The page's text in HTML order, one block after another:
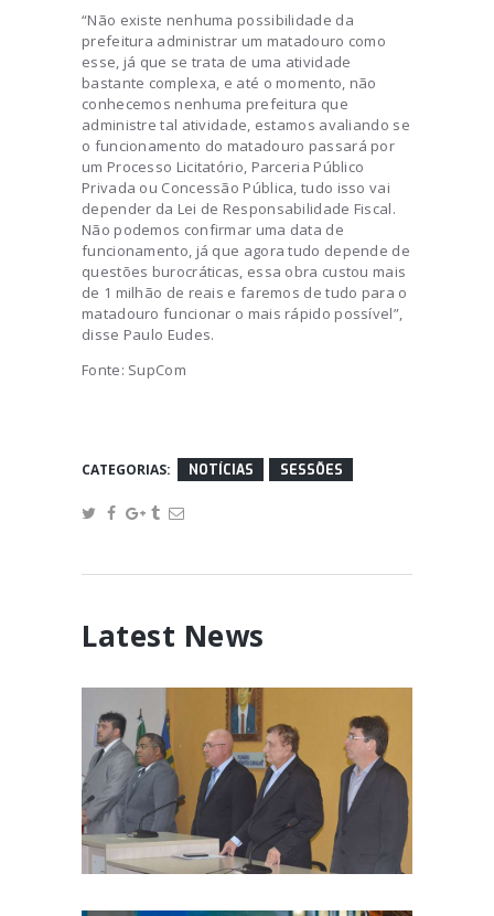
“Não existe nenhuma possibilidade da
prefeitura administrar um matadouro como
esse, já que se trata de uma atividade
bastante complexa, e até o momento, não
conhecemos nenhuma prefeitura que
administre tal atividade, estamos avaliando se
o funcionamento do matadouro passará por
um Processo Licitatório, Parceria Público
Privada ou Concessão Pública, tudo isso vai
depender da Lei de Responsabilidade Fiscal.
Não podemos confirmar uma data de
funcionamento, já que agora tudo depende de
questões burocráticas, essa obra custou mais
de 1 milhão de reais e faremos de tudo para o
matadouro funcionar o mais rápido possível”,
disse Paulo Eudes.
Fonte: SupCom
CATEGORIAS: NOTÍCIAS SESSÕES
Latest News
Mesa Diretora da Câmara é
empossada, Geraldinho
permanece como Presidente
January 4, 2018